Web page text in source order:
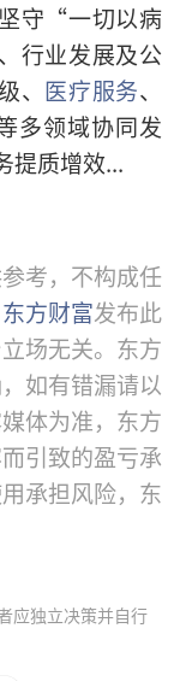
守“一切以病
行业发展及公
、 医疗服务、
多领域协同发
提质增效...
考，不构成任
东方财富发布此
场无关。东方
如有错漏请以
体为准，东方
引致的盈亏承
承担风险，东
应独立决策并自行